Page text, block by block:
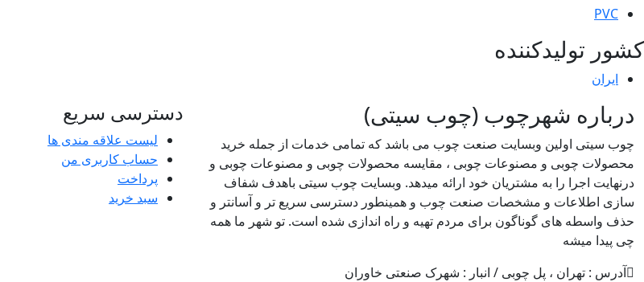
PVC
کشور تولیدکننده
ایران
درباره شهرچوب (چوب سیتی)
چوب سیتی اولین وبسایت صنعت چوب می باشد که تمامی خدمات از جمله خرید
محصولات چوبی و مصنوعات چوبی ، مقایسه محصولات چوبی و مصنوعات چوبی و
درنهایت اجرا را به مشتریان خود ارائه میدهد. وبسایت چوب سیتی باهدف شفاف
سازی اطلاعات و مشخصات صنعت چوب و همینطور دسترسی سریع تر و آسانتر و
حذف واسطه های گوناگون برای مردم تهیه و راه اندازی شده است. تو شهر ما همه
چی پیدا میشه
آدرس : تهران ، پل چوبی / انبار : شهرک صنعتی خاوران
دسترسی سریع
لیست علاقه مندی ها
حساب کاربری من
پرداخت
سبد خرید